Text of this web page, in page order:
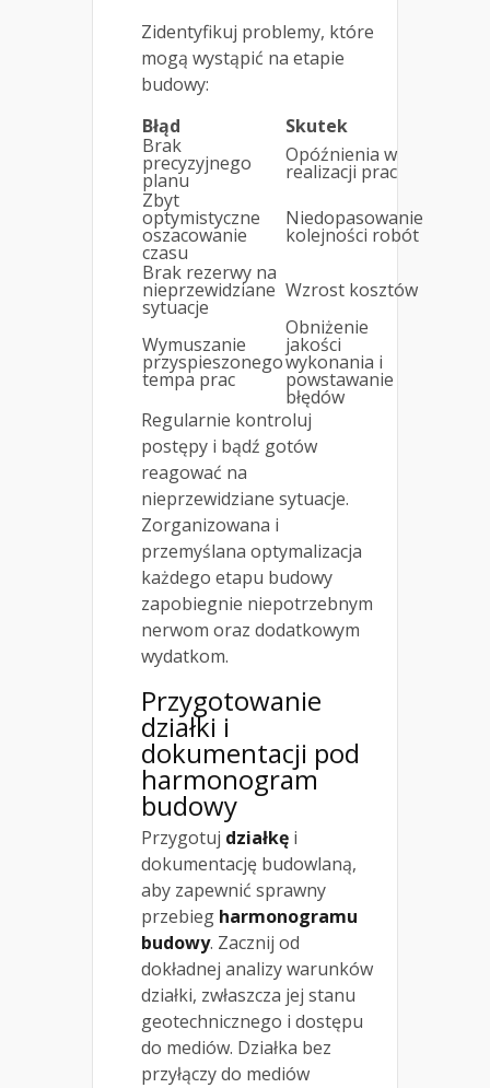
Zidentyfikuj problemy, które
mogą wystąpić na etapie
budowy:
Błąd
Skutek
Brak
precyzyjnego
planu
Opóźnienia w
realizacji prac
Zbyt
optymistyczne
oszacowanie
czasu
Niedopasowanie
kolejności robót
Brak rezerwy na
nieprzewidziane
sytuacje
Wzrost kosztów
Wymuszanie
przyspieszonego
tempa prac
Obniżenie
jakości
wykonania i
powstawanie
błędów
Regularnie kontroluj
postępy i bądź gotów
reagować na
nieprzewidziane sytuacje.
Zorganizowana i
przemyślana optymalizacja
każdego etapu budowy
zapobiegnie niepotrzebnym
nerwom oraz dodatkowym
wydatkom.
Przygotowanie
działki i
dokumentacji pod
harmonogram
budowy
Przygotuj działkę i
dokumentację budowlaną,
aby zapewnić sprawny
przebieg harmonogramu
budowy. Zacznij od
dokładnej analizy warunków
działki, zwłaszcza jej stanu
geotechnicznego i dostępu
do mediów. Działka bez
przyłączy do mediów